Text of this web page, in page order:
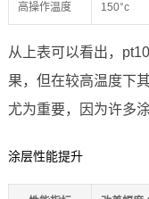
高操作温度 150°c
从上表可以看出，
果，但在较高温度下
尤为重要，因为许多
涂层性能提升